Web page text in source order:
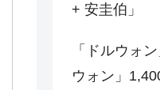
+ 安圭伯」
「ドルウォ
ウォン」